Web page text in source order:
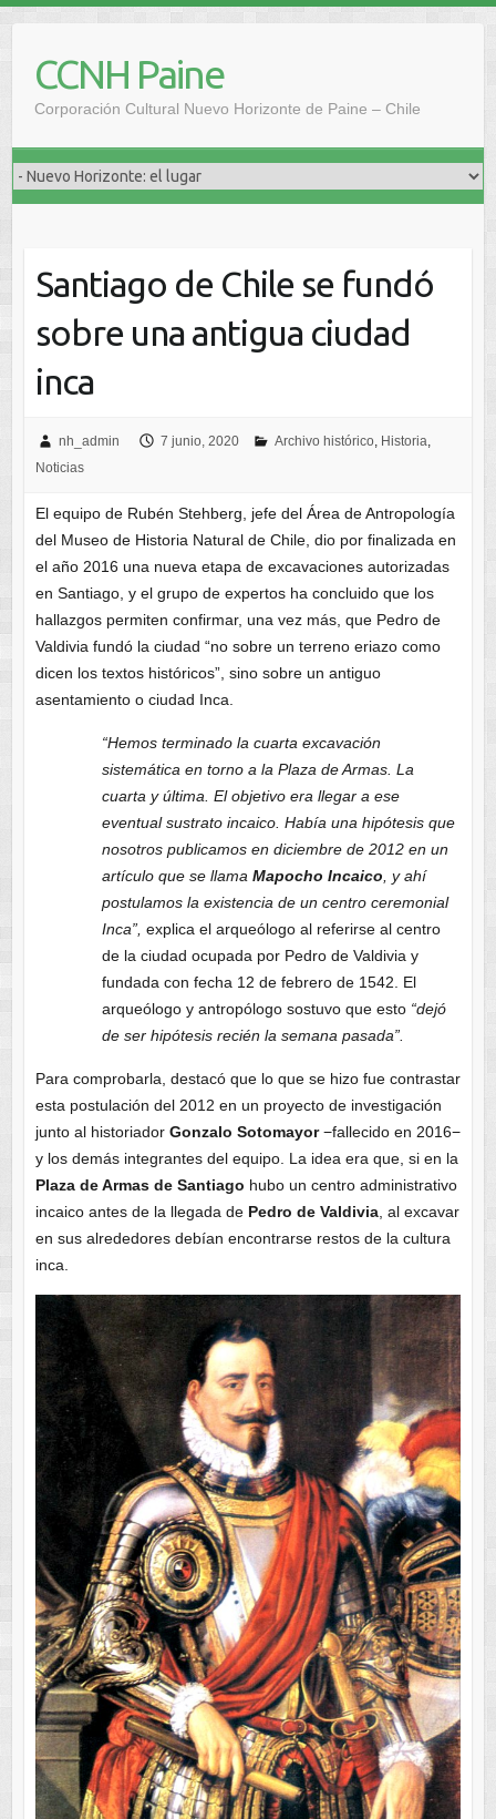
contenidoCCNH Paine
Corporación Cultural Nuevo Horizonte de Paine – Chile
Santiago de Chile se fundó
sobre una antigua ciudad
inca
nh_admin 7 junio, 2020 Archivo histórico, Historia,
Noticias
El equipo de Rubén Stehberg, jefe del Área de Antropología
del Museo de Historia Natural de Chile, dio por finalizada en
el año 2016 una nueva etapa de excavaciones autorizadas
en Santiago, y el grupo de expertos ha concluido que los
hallazgos permiten confirmar, una vez más, que Pedro de
Valdivia fundó la ciudad “no sobre un terreno eriazo como
dicen los textos históricos”, sino sobre un antiguo
asentamiento o ciudad Inca.
“Hemos terminado la cuarta excavación
sistemática en torno a la Plaza de Armas. La
cuarta y última. El objetivo era llegar a ese
eventual sustrato incaico. Había una hipótesis que
nosotros publicamos en diciembre de 2012 en un
artículo que se llama Mapocho Incaico , y ahí
postulamos la existencia de un centro ceremonial
Inca”, explica el arqueólogo al referirse al centro
de la ciudad ocupada por Pedro de Valdivia y
fundada con fecha 12 de febrero de 1542. El
arqueólogo y antropólogo sostuvo que esto“dejó
de ser hipótesis recién la semana pasada”.
Para comprobarla, destacó que lo que se hizo fue contrastar
esta postulación del 2012 en un proyecto de investigación
junto al historiador Gonzalo Sotomayor−fallecido en 2016−
y los demás integrantes del equipo. La idea era que, si en la
Plaza de Armas de Santiago hubo un centro administrativo
incaico antes de la llegada de Pedro de Valdivia, al excavar
en sus alrededores debían encontrarse restos de la cultura
inca.